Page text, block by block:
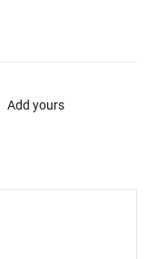
Add yours